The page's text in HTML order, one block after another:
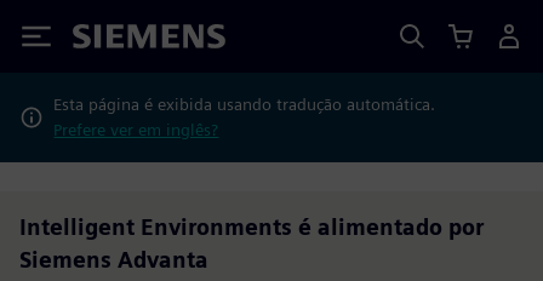
Siemens
Esta página é exibida usando tradução automática.
Prefere ver em inglês?
Intelligent Environments é alimentado por
Siemens Advanta